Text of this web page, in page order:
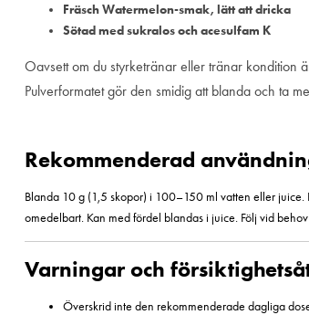
Fräsch Watermelon-smak, lätt att dricka
Sötad med sukralos och acesulfam K
Oavsett om du styrketränar eller tränar kondition
Pulverformatet gör den smidig att blanda och ta
Rekommenderad
Blanda 10 g (1,5 skopor) i 100–150 ml vatten eller
omedelbart. Kan med fördel blandas i juice. Följ vid
Varningar och
Överskrid inte den rekommenderade dagliga